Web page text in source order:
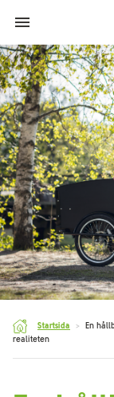
menu
Startsida >
En
realiteten